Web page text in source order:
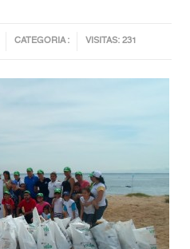
CATEGORIA : VISITAS: 231